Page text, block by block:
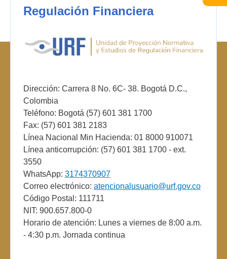
Regulación Financiera
Dirección: Carrera 8 No. 6C- 38. Bogotá D.C.,
Colombia
Teléfono: Bogotá (57) 601 381 1700
Fax: (57) 601 381 2183
Línea Nacional Min Hacienda: 01 8000 910071
Línea anticorrupción: (57) 601 381 1700 - ext.
3550
WhatsApp: 3174370907
Correo electrónico: atencionalusuario@urf.gov.co
Código Postal: 111711
NIT: 900.657.800-0
Horario de atención: Lunes a viernes de 8:00 a.m.
- 4:30 p.m. Jornada continua